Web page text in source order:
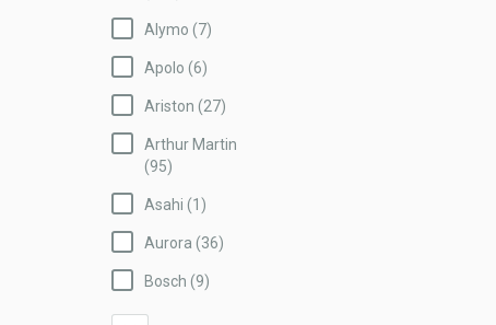
Alymo (7)
Apolo (6)
Ariston (27)
Arthur Martin
(95)
Asahi (1)
Aurora (36)
Bosch (9)